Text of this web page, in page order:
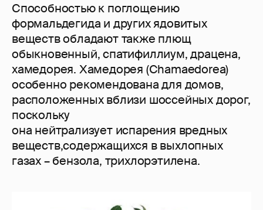
Способностью к поглощению
формальдегида и других ядовитых
веществ обладают также плющ
обыкновенный, спатифиллиум, драцена,
хамедорея. Хамедорея (Chamaedorea)
особенно рекомендована для домов,
расположенных вблизи шоссейных дорог,
поскольку
она нейтрализует испарения вредных
веществ,содержащихся в выхлопных
газах – бензола, трихлорэтилена.